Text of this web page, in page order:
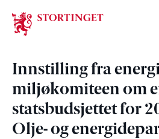
Stortinget.no
Innstilling fra
miljøkomiteen om
statsbudsjettet for
Olje- og